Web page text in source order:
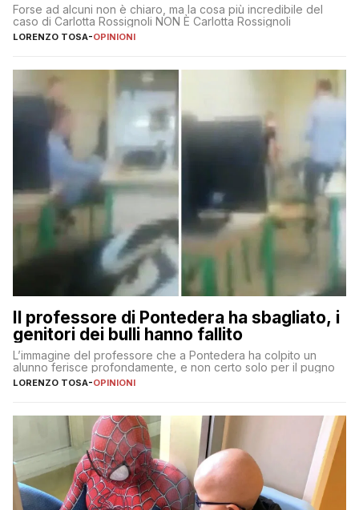
Forse ad alcuni non è chiaro, ma la cosa più incredibile del
caso di Carlotta Rossignoli NON È Carlotta Rossignoli
LORENZO TOSA-OPINIONI
Il professore di Pontedera ha sbagliato, i
genitori dei bulli hanno fallito
L’immagine del professore che a Pontedera ha colpito un
alunno ferisce profondamente, e non certo solo per il pugno
LORENZO TOSA-OPINIONI